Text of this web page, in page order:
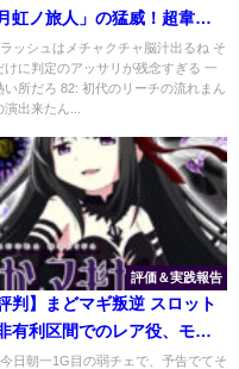
虹ノ旅人」の猛威！超韋駄
北斗無双の稼働ダウン！
ッシュはメチャクチャ脳汁出るね そ
けに判定のアッサリが残念すぎる 一
い所だろ 82: 初代のリーチの流れまん
演出来たん...
評価＆実践報告
評判】まどマギ叛逆 スロット
有利区間でのレア役、モー
の期待度
日朝一1G目の弱チェで、予告でてそ